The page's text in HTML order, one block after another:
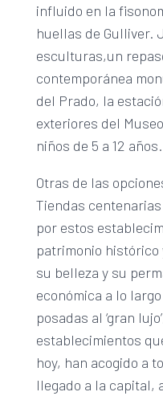
influido en la
huellas de Gulliver.
esculturas,un
contemporánea
del Prado, la
exteriores del
niños de 5 a 12 años.
Otras de las
Tiendas
por estos
patrimonio
su belleza y su
económica a lo
posadas al ‘gran
establecimientos
hoy, han acogido a
llegado a la capital,